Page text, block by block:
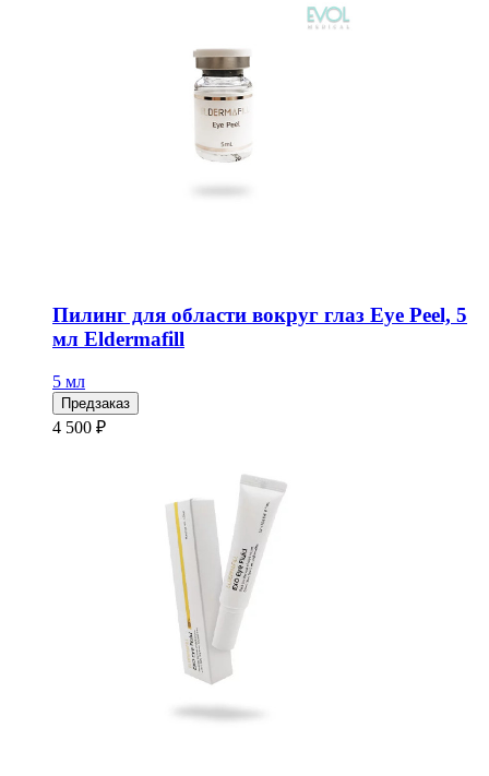
Пилинг для области вокруг глаз Eye Peel, 5
мл Eldermafill
5 мл
Предзаказ
4 500 ₽